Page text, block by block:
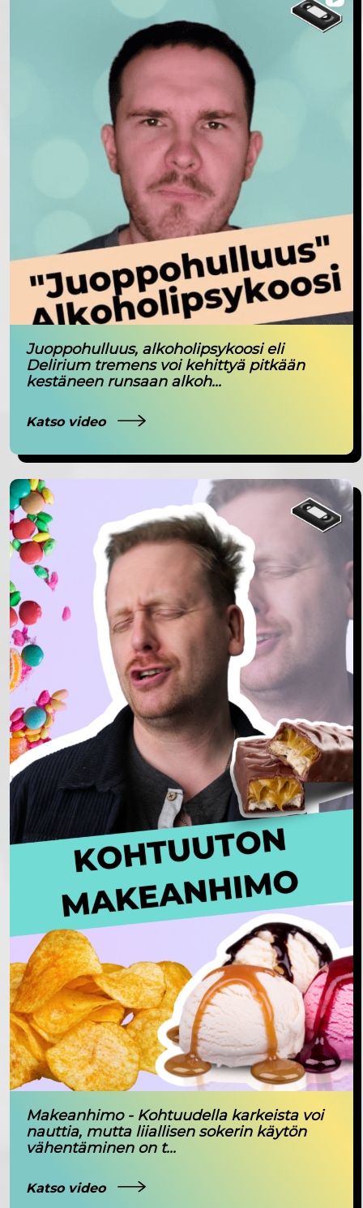
Juoppohulluus, alkoholipsykoosi eli
Delirium tremens voi kehittyä pitkään
kestäneen runsaan alkoh...
Katso video
Makeanhimo - Kohtuudella karkeista voi
nauttia, mutta liiallisen sokerin käytön
vähentäminen on t...
Katso video